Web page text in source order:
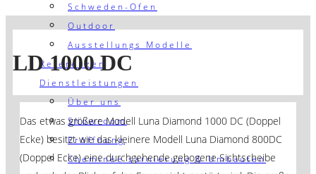
Schweden-Ofen
Outdoor
Ausstellungs Modelle
Referenzen
Dienstleistungen
Über uns
Showroom
Eröffnung
Cheminée sarnierung & Umbauten
LD 1000 DC
Das etwas größere Modell Luna Diamond 1000 DC (Doppel
Ecke) besitzt wie das kleinere Modell Luna Diamond 800DC
(Doppel Ecke) eine durchgehende gebogene Sichtscheibe